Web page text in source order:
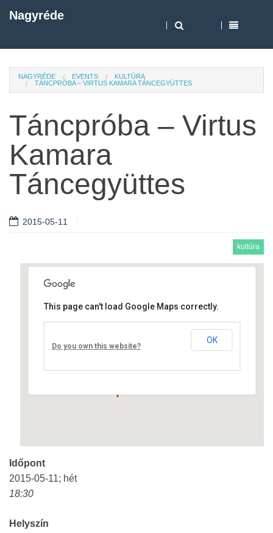
Nagyréde
NAGYRÉDE EVENTS
KULTÚRA
TÁNCPRÓBA – VIRTUS KAMARA TÁNCEGYÜTTES
Táncpróba – Virtus
Kamara
Táncegyüttes
2015-05-11
kultúra
Művelődési ház
Fő út 8 - Nagyréde
This page can't load Google Maps correctly.
Do you own this website?
OK
Időpont
2015-05-11; hét
18:30
Helyszín